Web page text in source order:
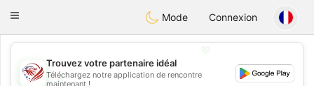
StatesDating
Toggle
Mode Connexion
💖
Trouvez votre partenaire idéal
Téléchargez notre application de rencontre
maintenant !